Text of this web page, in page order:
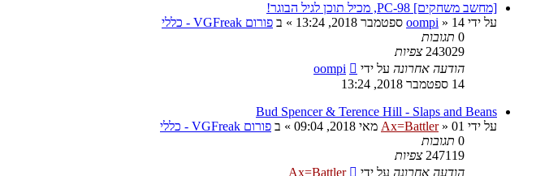
[מחשב משחקים] PC-98, מכיל תוכן לגיל הבוגר!
על ידי
oompi » 14 ספטמבר 2018, 13:24 » ב פורום VGFreak - כללי
0 תגובות
243029 צפיות
הודעה אחרונה על ידי
oompi
14 ספטמבר 2018, 13:24
Bud Spencer & Terence Hill - Slaps and Beans
על ידי
Ax=Battler» 01 מאי 2018, 09:04 » ב פורום VGFreak - כללי
0 תגובות
247119 צפיות
הודעה אחרונה על ידי
Ax=Battler